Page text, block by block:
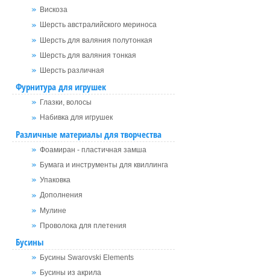
Вискоза
Шерсть австралийского мериноса
Шерсть для валяния полутонкая
Шерсть для валяния тонкая
Шерсть различная
Фурнитура для игрушек
Глазки, волосы
Набивка для игрушек
Различные материалы для творчества
Фоамиран - пластичная замша
Бумага и инструменты для квиллинга
Упаковка
Дополнения
Мулине
Проволока для плетения
Бусины
Бусины Swarovski Elements
Бусины из акрила